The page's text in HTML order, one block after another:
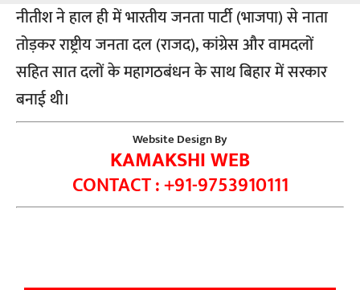
नीतीश ने हाल ही में भारतीय जनता पार्टी (भाजपा) से नाता
तोड़कर राष्ट्रीय जनता दल (राजद), कांग्रेस और वामदलों
सहित सात दलों के महागठबंधन के साथ बिहार में सरकार
बनाई थी।
Website Design By
KAMAKSHI WEB
CONTACT : +91-9753910111